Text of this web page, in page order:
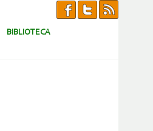
BIBLIOTECA